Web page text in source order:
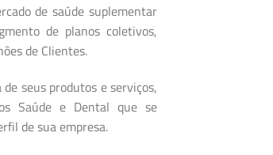
de saúde suplementar
de planos coletivos,
de Clientes.
seus produtos e serviços,
Saúde e Dental que se
de sua empresa.